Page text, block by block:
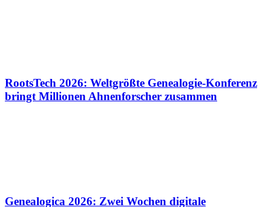
RootsTech 2026: Weltgrößte Genealogie-Konferenz
bringt Millionen Ahnenforscher zusammen
Genealogica 2026: Zwei Wochen digitale